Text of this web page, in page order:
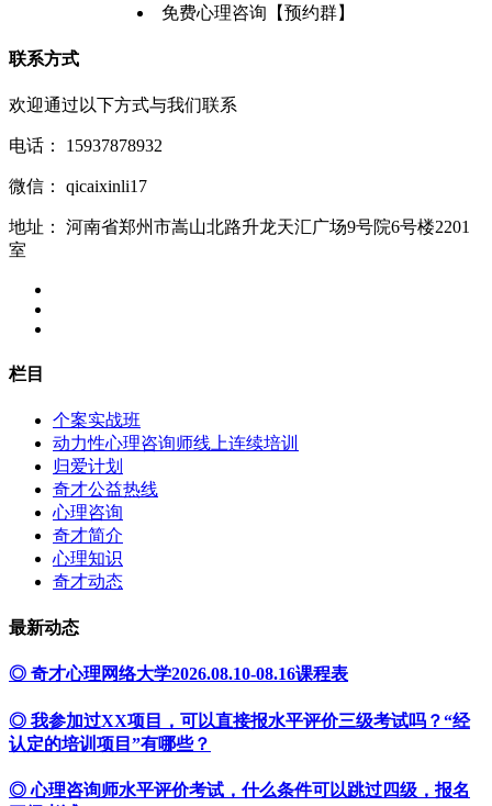
免费心理咨询【预约群】
联系方式
欢迎通过以下方式与我们联系
电话： 15937878932
微信： qicaixinli17
地址：
河南省郑州市嵩山北路升龙天汇广场9号院6号楼2201
室
栏目
个案实战班
动力性心理咨询师线上连续培训
归爱计划
奇才公益热线
心理咨询
奇才简介
心理知识
奇才动态
最新动态
◎ 奇才心理网络大学2026.08.10-08.16课程表
◎ 我参加过XX项目，可以直接报水平评价三级考试吗？“经
认定的培训项目”有哪些？
◎ 心理咨询师水平评价考试，什么条件可以跳过四级，报名